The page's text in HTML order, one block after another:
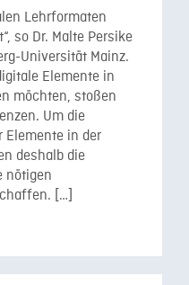
Lehrformaten
so Dr. Malte Persike
Universität Mainz.
Elemente in
möchten, stoßen
Um die
in der
deshalb die
nötigen
[…]